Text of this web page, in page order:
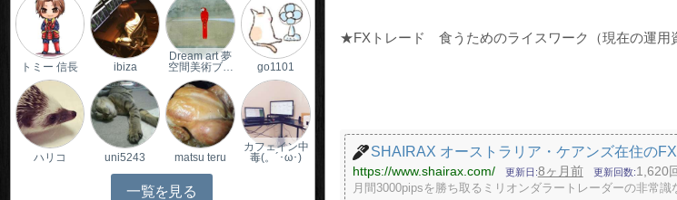
★FXトレード 食うためのライスワーク（現在の運用
SHAIRAX オーストラリア・ケアンズ在住の
https://www.shairax.com/ 更新日 8ヶ月前 更新回数 1,620
月間3000pipsを勝ち取るミリオンダラートレーダーの非常識
トミー 信長 ibiza
Dream art 夢
空間美術ブ…
go1101
ハリコ uni5243 matsu teru
カフェイン中
毒(。´･ω･)
一覧を見る